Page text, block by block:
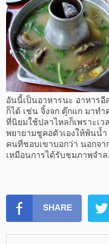
อันนี้เป็นอาหารนะ อาหารอี
ก็ได้ เช่น จิ้งจก ตุ๊กแก มาท
ที่นิยมใช้ปลาไหลก็เพราะเ
พยายามชูคอตัวเองให้พ้นน้
คนที่ชอบเขาบอกว่า นอกจ
เหมือนการได้รับชมภาพจำ
SHARE